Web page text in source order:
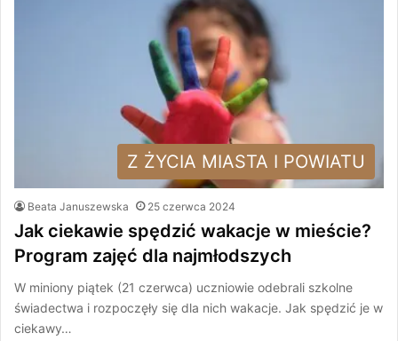
Z ŻYCIA MIASTA I POWIATU
Beata Januszewska 25 czerwca 2024
Jak ciekawie spędzić wakacje w mieście?
Program zajęć dla najmłodszych
W miniony piątek (21 czerwca) uczniowie odebrali szkolne
świadectwa i rozpoczęły się dla nich wakacje. Jak spędzić je w
ciekawy…